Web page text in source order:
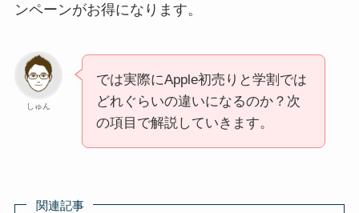
ンペーンがお得になります。
しゅん
では実際にApple初売りと学割では
どれぐらいの違いになるのか？次
の項目で解説していきます。
関連記事